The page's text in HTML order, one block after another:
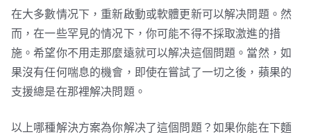
在大多數情况下，重新啟動或軟體更新可以解决問題。然
而，在一些罕見的情况下，你可能不得不採取激進的措
施。希望你不用走那麼遠就可以解决這個問題。當然，如
果沒有任何喘息的機會，即使在嘗試了一切之後，蘋果的
支援總是在那裡解决問題。
以上哪種解決方案為你解决了這個問題？如果你能在下麵